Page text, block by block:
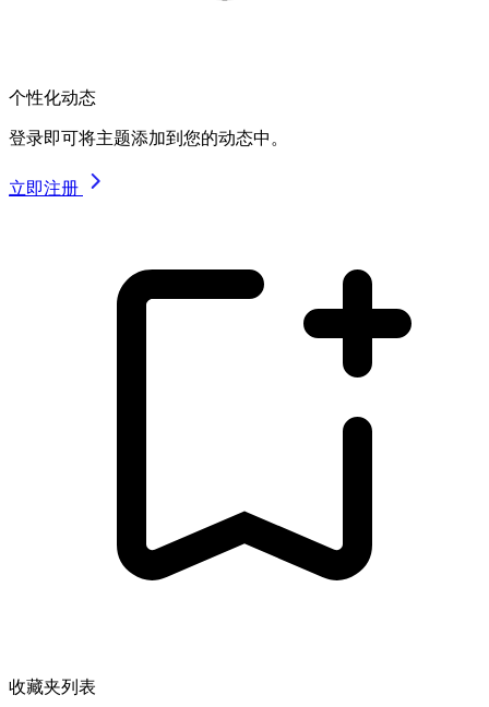
个性化动态
登录即可将主题添加到您的动态中。
立即注册
收藏夹列表